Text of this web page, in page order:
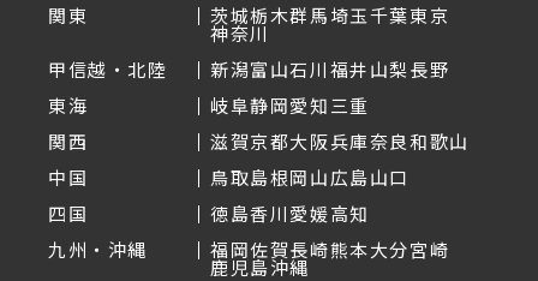
関東
茨城栃木群馬埼玉千葉東京
神奈川
甲信越・北陸
新潟富山石川福井山梨長野
東海
岐阜静岡愛知三重
関西
滋賀京都大阪兵庫奈良和歌山
中国
鳥取島根岡山広島山口
四国
徳島香川愛媛高知
九州・沖縄
福岡佐賀長崎熊本大分宮崎
鹿児島沖縄